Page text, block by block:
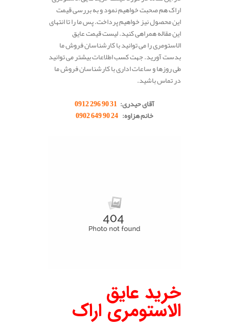
اراک هم صحبت خواهیم نمود و به بررسی قیمت
این محصول نیز خواهیم پرداخت. پس ما را تا انتهای
این مقاله همراهی کنید. لیست قیمت عایق
الاستومری را می توانید با کارشناسان فروش ما
بدست آورید. جهت کسب اطلاعات بیشتر می توانید
طی روزها و ساعات اداری با کارشناسان فروش ما
در تماس باشید.
آقای حیدری:
31 90 296 0912
خانم هزاوه:
24 90 649 0902
خرید عایق
الاستومری اراک